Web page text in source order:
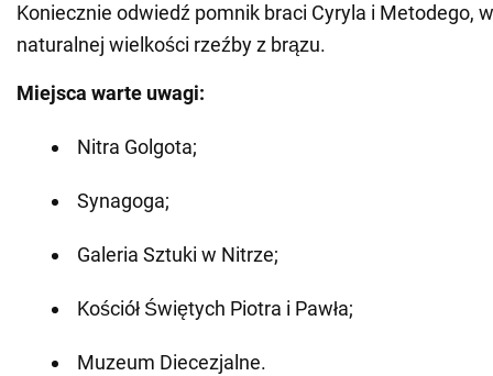
Koniecznie odwiedź pomnik braci Cyryla i Metodego,
naturalnej wielkości rzeźby z brązu.
Miejsca warte uwagi:
Nitra Golgota;
Synagoga;
Galeria Sztuki w Nitrze;
Kościół Świętych Piotra i Pawła;
Muzeum Diecezjalne.